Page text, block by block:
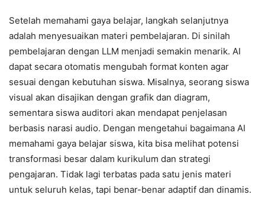
Setelah memahami gaya belajar, langkah selanjutnya
adalah menyesuaikan materi pembelajaran. Di sinilah
pembelajaran dengan LLM menjadi semakin menarik. AI
dapat secara otomatis mengubah format konten agar
sesuai dengan kebutuhan siswa. Misalnya, seorang siswa
visual akan disajikan dengan grafik dan diagram,
sementara siswa auditori akan mendapat penjelasan
berbasis narasi audio. Dengan mengetahui bagaimana AI
memahami gaya belajar siswa, kita bisa melihat potensi
transformasi besar dalam kurikulum dan strategi
pengajaran. Tidak lagi terbatas pada satu jenis materi
untuk seluruh kelas, tapi benar-benar adaptif dan dinamis.